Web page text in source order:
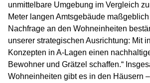
unmittelbare Umgebung im Vergleich
Meter langen Amtsgebäude
Nachfrage an den Wohneinheiten
unserer strategischen Ausrichtung: Mit
Konzepten in A-Lagen einen
Bewohner und Grätzel schaffen.“
Wohneinheiten gibt es in den Häusern